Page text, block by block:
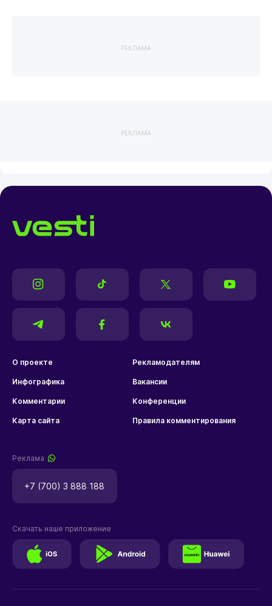
РЕКЛАМА
РЕКЛАМА
О проекте Рекламодателям
Инфографика Вакансии
Комментарии Конференции
Карта сайта Правила комментирования
Реклама
+7 (700) 3 888 188
Скачать наше приложение